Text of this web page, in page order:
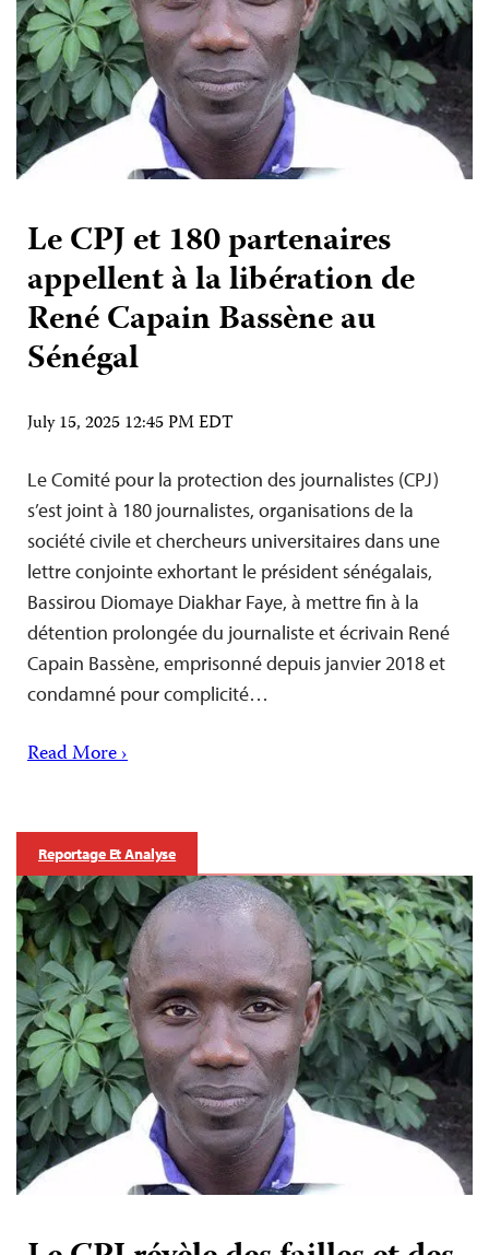
Le CPJ et 180 partenaires
appellent à la libération de
René Capain Bassène au
Sénégal
July 15, 2025 12:45 PM EDT
Le Comité pour la protection des journalistes (CPJ)
s’est joint à 180 journalistes, organisations de la
société civile et chercheurs universitaires dans une
lettre conjointe exhortant le président sénégalais,
Bassirou Diomaye Diakhar Faye, à mettre fin à la
détention prolongée du journaliste et écrivain René
Capain Bassène, emprisonné depuis janvier 2018 et
condamné pour complicité…
Read More ›
Reportage Et Analyse